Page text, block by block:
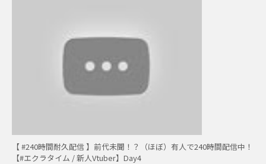
【 #240時間耐久配信 】前代未聞！？（ほぼ）有人で240時間配信中！
【#エクラタイム / 新人Vtuber】Day4